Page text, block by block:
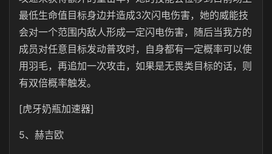
最低生命值目标身边并造成3次闪电伤害，她的威能技
会对一个范围内敌人形成一定闪电伤害，随后当我方的
成员对任意目标发动普攻时，自身都有一定概率可以使
用羽毛，再追加一次攻击，如果是无畏类目标的话，则
有双倍概率触发。
[虎牙奶瓶加速器]
5、赫吉欧